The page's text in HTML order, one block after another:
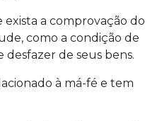
a comprovação do
como a condição de
desfazer de seus bens.
à má-fé e tem